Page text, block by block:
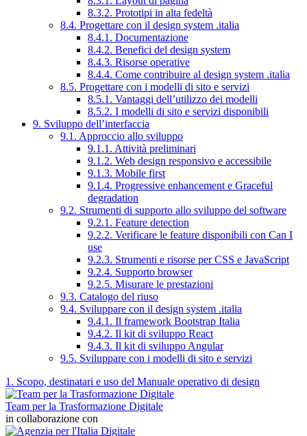
8.3.2. Prototipi in alta fedeltà
8.4. Progettare con il design system .italia
8.4.1. Documentazione
8.4.2. Benefici del design system
8.4.3. Risorse operative
8.4.4. Come contribuire al design system .italia
8.5. Progettare con i modelli di sito e servizi
8.5.1. Vantaggi dell’utilizzo dei modelli
8.5.2. I modelli di sito e servizi disponibili
9. Sviluppo dell’interfaccia
9.1. Approccio allo sviluppo
9.1.1. Attività preliminari
9.1.2. Web design responsivo e accessibile
9.1.3. Mobile first
9.1.4. Progressive enhancement e Graceful
degradation
9.2. Strumenti di supporto allo sviluppo del software
9.2.1. Feature detection
9.2.2. Verificare le feature disponibili con Can I
use
9.2.3. Strumenti e risorse per CSS e JavaScript
9.2.4. Supporto browser
9.2.5. Misurare le prestazioni
9.3. Catalogo del riuso
9.4. Sviluppare con il design system .italia
9.4.1. Il framework Bootstrap Italia
9.4.2. Il kit di sviluppo React
9.4.3. Il kit di sviluppo Angular
9.5. Sviluppare con i modelli di sito e servizi
1. Scopo, destinatari e uso del Manuale operativo di design
Team per la Trasformazione Digitale
in collaborazione con